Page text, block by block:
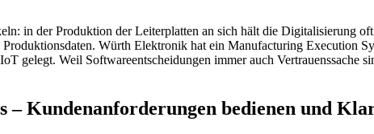
in der Produktion der Leiterplatten an sich hält die Digitalisierung
Würth Elektronik hat ein Manufacturing Execution
gelegt. Weil Softwareentscheidungen immer auch Vertrauenssache
Kundenanforderungen bedienen und